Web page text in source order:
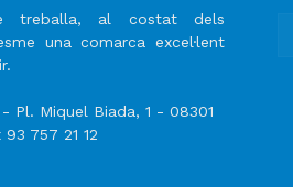
treballa, al costat dels
una comarca excel·lent
Pl. Miquel Biada, 1 - 08301
757 21 12